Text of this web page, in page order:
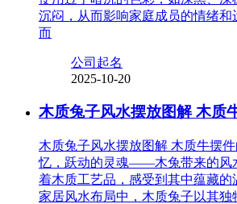
沉闷，从而影响家庭成员的情绪和
而
公司起名
2025-10-20
木质兔子风水摆放图解 木质
木质兔子风水摆放图解 木质牛摆
忆，跃动的灵魂——木兔带来的风
着木质工艺品，感受到其中蕴藏的
家居风水布局中，木质兔子以其独